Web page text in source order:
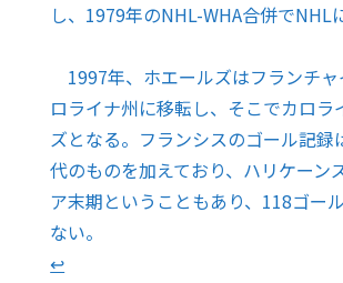
し、1979年のNHL-WHA合併でNHL
1997年、ホエールズはフランチャ
ロライナ州に移転し、そこでカロラ
ズとなる。フランシスのゴール記録
代のものを加えており、ハリケーン
ア末期ということもあり、118ゴー
ない。
↩︎